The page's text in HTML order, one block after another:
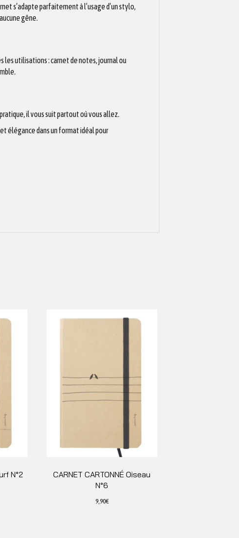
s’adapte parfaitement à l’usage d’un stylo,
gêne.
les utilisations : carnet de notes, journal ou
il vous suit partout où vous allez.
élégance dans un format idéal pour
N°2
CARNET CARTONNÉ Oiseau
N°6
9,90€